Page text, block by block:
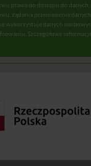
prawa do dostępu do
żądania przeniesienia
wykorzystuje danych
Szczegółowe